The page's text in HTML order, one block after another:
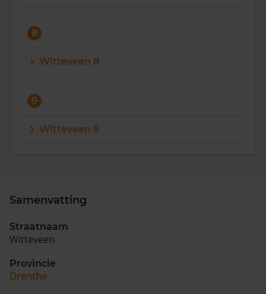
8
Witteveen 8
9
Witteveen 9
Samenvatting
Straatnaam
Witteveen
Provincie
Drenthe